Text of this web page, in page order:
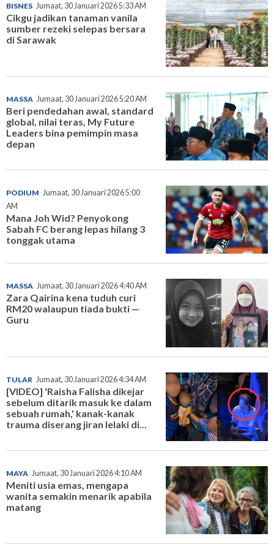
BISNES Jumaat, 30 Januari 2026 5:33 AM
Cikgu jadikan tanaman vanila
sumber rezeki selepas bersara
di Sarawak
MASSA Jumaat, 30 Januari 2026 5:20 AM
Beri pendedahan awal, standard
global, nilai teras, My Future
Leaders bina pemimpin masa
depan
PODIUM Jumaat, 30 Januari 2026 5:00
AM
Mana Joh Wid? Penyokong
Sabah FC berang lepas hilang 3
tonggak utama
MASSA Jumaat, 30 Januari 2026 4:40 AM
Zara Qairina kena tuduh curi
RM20 walaupun tiada bukti —
Guru
TULAR Jumaat, 30 Januari 2026 4:34 AM
[VIDEO] 'Raisha Falisha dikejar
sebelum ditarik masuk ke dalam
sebuah rumah,' kanak-kanak
trauma diserang jiran lelaki di...
MAYA Jumaat, 30 Januari 2026 4:10 AM
Meniti usia emas, mengapa
wanita semakin menarik apabila
matang